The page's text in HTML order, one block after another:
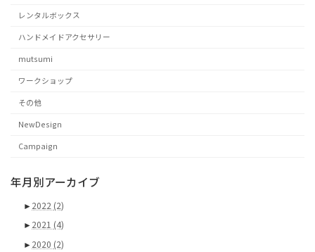
レンタルボックス
ハンドメイドアクセサリー
mutsumi
ワークショップ
その他
NewDesign
Campaign
年月別アーカイブ
►2022 (2)
►2021 (4)
►2020 (2)